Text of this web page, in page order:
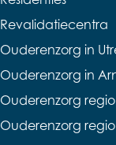
Revalidatiecentra
Ouderenzorg in
Ouderenzorg in
Ouderenzorg
Ouderenzorg